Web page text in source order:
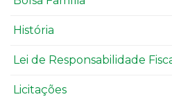
História
Lei de Responsabilidade
Licitações